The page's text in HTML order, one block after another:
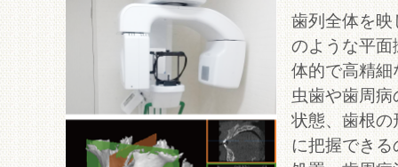
歯列全体を
のような平面
体的で高精細
虫歯や歯周
状態、歯根
に把握でき